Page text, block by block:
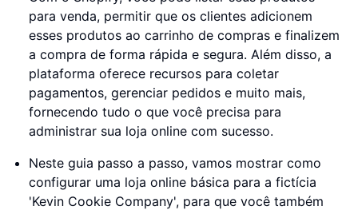
para venda, permitir que os clientes adicionem
esses produtos ao carrinho de compras e finalizem
a compra de forma rápida e segura. Além disso, a
plataforma oferece recursos para coletar
pagamentos, gerenciar pedidos e muito mais,
fornecendo tudo o que você precisa para
administrar sua loja online com sucesso.
Neste guia passo a passo, vamos mostrar como
configurar uma loja online básica para a fictícia
'Kevin Cookie Company', para que você também